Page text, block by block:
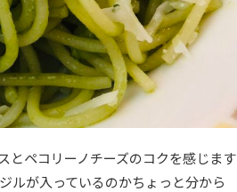
とペコリーノチーズのコクを感じます
ルが入っているのかちょっと分から